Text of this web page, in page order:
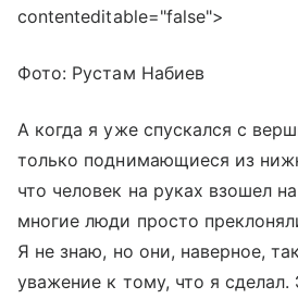
contenteditable="false">
Фото: Рустам Набиев
А когда я уже спускался с
только поднимающиеся из
что человек на руках взошел
многие люди просто
Я не знаю, но они, наверное,
уважение к тому, что я